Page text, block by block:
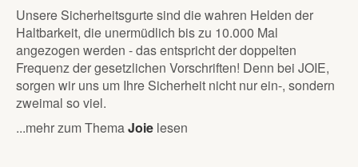
Unsere Sicherheitsgurte sind die wahren Helden der
Haltbarkeit, die unermüdlich bis zu 10.000 Mal
angezogen werden - das entspricht der doppelten
Frequenz der gesetzlichen Vorschriften! Denn bei JOIE,
sorgen wir uns um Ihre Sicherheit nicht nur ein-, sondern
zweimal so viel.
...mehr zum ThemaJoie lesen